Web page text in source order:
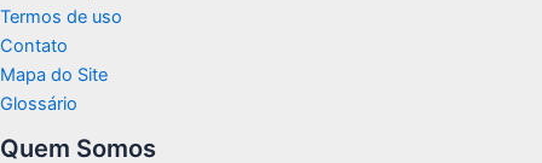
Termos de uso
Contato
Mapa do Site
Glossário
Quem Somos